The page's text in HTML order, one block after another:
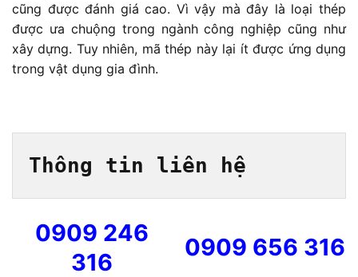
cũng được đánh giá cao. Vì vậy mà đây là loại thép
được ưa chuộng trong ngành công nghiệp cũng như
xây dựng. Tuy nhiên, mã thép này lại ít được ứng dụng
trong vật dụng gia đình.
Thông tin liên hệ
0909 246
316
0909 656 316